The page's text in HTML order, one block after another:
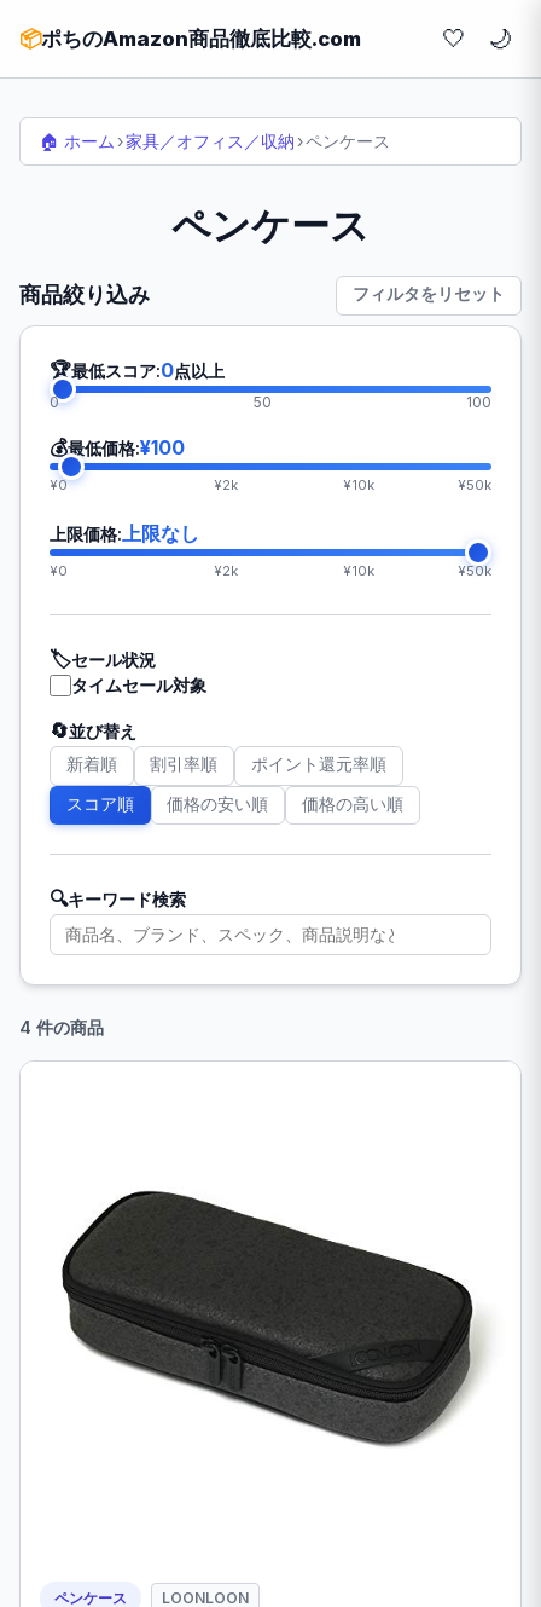
📦ポちのAmazon商品徹底比較.com 🤍
🏠 ホーム ›家具／オフィス／収納 ›ペンケース
ペンケース
商品絞り込み フィルタをリセット
🏆最低スコア:0点以上
0 50 100
💰最低価格:¥100
¥0 ¥2k ¥10k ¥50k
上限価格: 上限なし
¥0 ¥2k ¥10k ¥50k
🏷️セール状況
タイムセール対象
🔄並び替え
新着順 割引率順 ポイント還元率順
スコア順 価格の安い順 価格の高い順
🔍キーワード検索
4 件の商品
ペンケース LOONLOON